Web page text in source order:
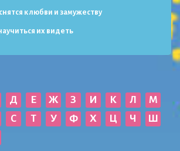
к любви и замужеству
их видеть
Д Е Ж З И К Л
М
С Т У Ф Х Ц Ч
Ш